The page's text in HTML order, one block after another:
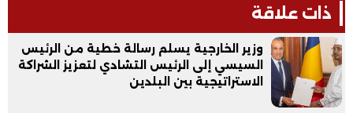
ذات علاقة
وزير الخارجية يسلم رسالة خطية من الرئيس
السيسي إلى الرئيس التشادي لتعزيز الشراكة
الاستراتيجية بين البلدين